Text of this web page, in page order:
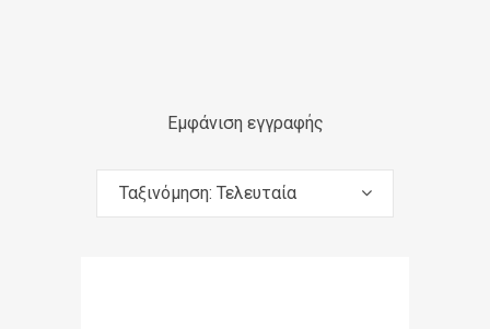
Εμφάνιση εγγραφής
Ταξινόμηση: Τελευταία